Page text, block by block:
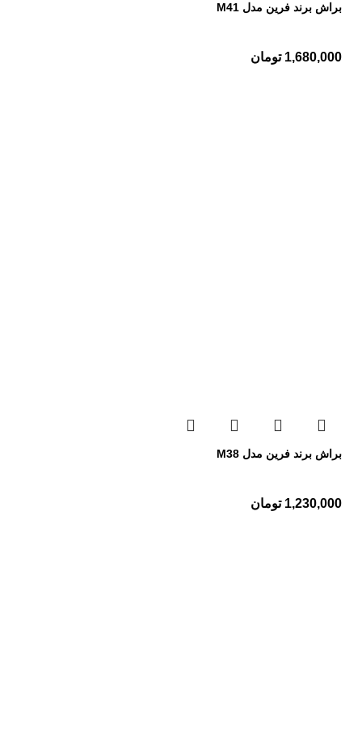
براش برند فرین مدل M41
1,680,000 تومان
براش برند فرین مدل M38
1,230,000 تومان